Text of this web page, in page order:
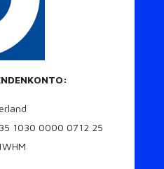
1030 0000 0712 25